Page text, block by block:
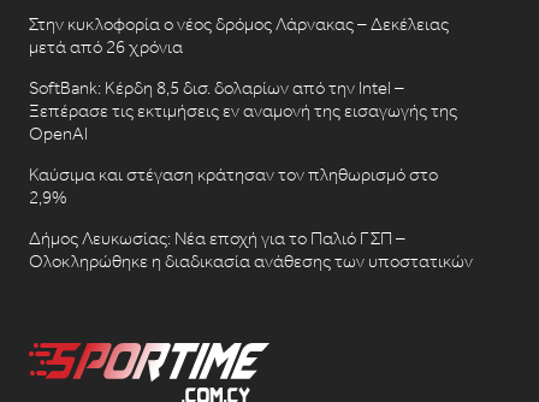
Στην κυκλοφορία ο νέος δρόμος Λάρνακας – Δεκέλειας
μετά από 26 χρόνια
SoftBank: Κέρδη 8,5 δισ. δολαρίων από την Intel –
Ξεπέρασε τις εκτιμήσεις εν αναμονή της εισαγωγής της
OpenAI
Καύσιμα και στέγαση κράτησαν τον πληθωρισμό στο
2,9%
Δήμος Λευκωσίας: Νέα εποχή για το Παλιό ΓΣΠ –
Ολοκληρώθηκε η διαδικασία ανάθεσης των υποστατικών